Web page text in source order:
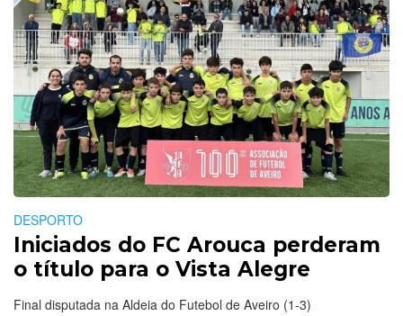
DESPORTO
Iniciados do FC Arouca perderam
o título para o Vista Alegre
Final disputada na Aldeia do Futebol de Aveiro (1-3)